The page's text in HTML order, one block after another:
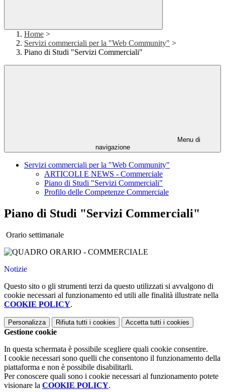
Home >
Servizi commerciali per la "Web Community" >
Piano di Studi "Servizi Commerciali"
Menu di
navigazione
Servizi commerciali per la "Web Community"
ARTICOLI E NEWS - Commerciale
Piano di Studi "Servizi Commerciali"
Profilo delle Competenze Commerciale
Piano di Studi "Servizi Commerciali"
Orario settimanale
Notizie
Questo sito o gli strumenti terzi da questo utilizzati si avvalgono di
cookie necessari al funzionamento ed utili alle finalità illustrate nella
COOKIE POLICY.
Personalizza Rifiuta tutti i cookies Accetta tutti i cookies
Gestione cookie
In questa schermata è possibile scegliere quali cookie consentire.
I cookie necessari sono quelli che consentono il funzionamento della
piattaforma e non è possibile disabilitarli.
Per conoscere quali sono i cookie necessari al funzionamento potete
visionare la COOKIE POLICY.